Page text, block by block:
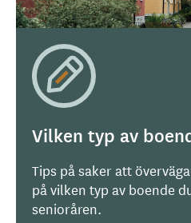
Vilken typ av
Tips på saker att
på vilken typ av boende
senioråren.